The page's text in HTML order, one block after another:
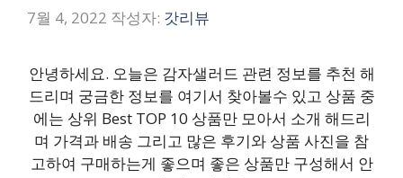
7월 4, 2022 작성자: 갓리뷰
안녕하세요. 오늘은 감자샐러드 관련 정보를 추천 해
드리며 궁금한 정보를 여기서 찾아볼수 있고 상품 중
에는 상위 Best TOP 10 상품만 모아서 소개 해드리
며 가격과 배송 그리고 많은 후기와 상품 사진을 참
고하여 구매하는게 좋으며 좋은 상품만 구성해서 안